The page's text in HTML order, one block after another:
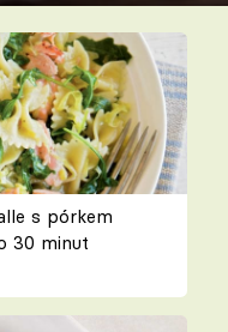
s pórkem
30 minut